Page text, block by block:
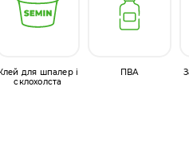
Клей для шпалер і
склохолста
ПВА